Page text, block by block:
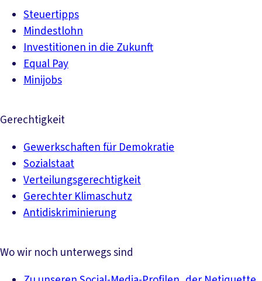
Steuertipps
Mindestlohn
Investitionen in die Zukunft
Equal Pay
Minijobs
Gerechtigkeit
Gewerkschaften für Demokratie
Sozialstaat
Verteilungsgerechtigkeit
Gerechter Klimaschutz
Antidiskriminierung
Wo wir noch unterwegs sind